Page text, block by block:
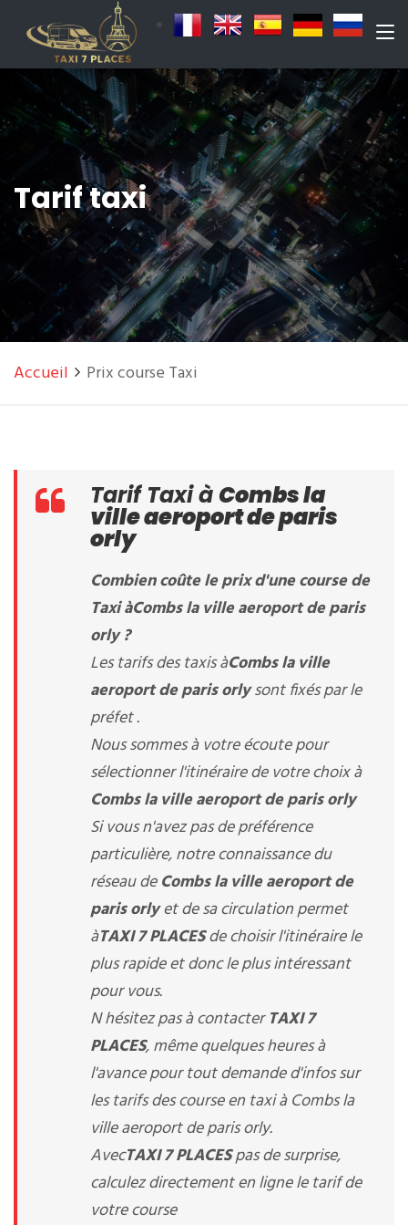
Tarif taxi
Accueil Prix course Taxi
Tarif Taxi à Combs la
ville aeroport de paris
orly
Combien coûte le prix d'une course de
Taxi àCombs la ville aeroport de paris
orly?
Les tarifs des taxis àCombs la ville
aeroport de paris orlysont fixés par le
préfet .
Nous sommes à votre écoute pour
sélectionner l'itinéraire de votre choix à
Combs la ville aeroport de paris orly
Si vous n'avez pas de préférence
particulière, notre connaissance du
réseau deCombs la ville aeroport de
paris orlyet de sa circulation permet
àTAXI 7 PLACESde choisir l'itinéraire le
plus rapide et donc le plus intéressant
pour vous.
N hésitez pas à contacterTAXI 7
PLACES, même quelques heures à
l'avance pour tout demande d'infos sur
les tarifs des course en taxi à Combs la
ville aeroport de paris orly.
AvecTAXI 7 PLACESpas de surprise,
calculez directement en ligne le tarif de
votre course